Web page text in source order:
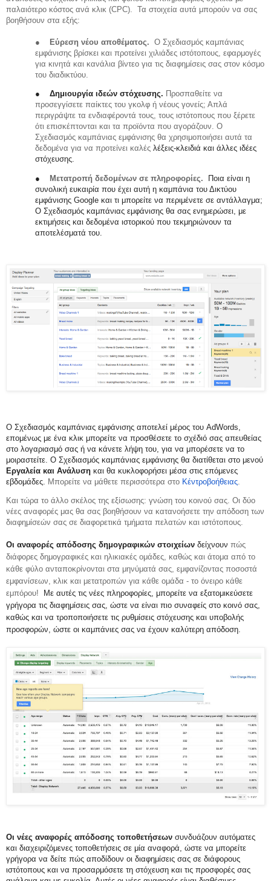
παλαιότερο κόστος ανά κλικ (CPC). Τα στοιχεία αυτά μπορούν να σας
βοηθήσουν στα εξής:
● Εύρεση νέου αποθέματος. Ο Σχεδιασμός καμπάνιας
εμφάνισης βρίσκει και προτείνει χιλιάδες ιστότοπους, εφαρμογές
για κινητά και κανάλια βίντεο για τις διαφημίσεις σας στον κόσμο
του διαδικτύου.
● Δημιουργία ιδεών στόχευσης. Προσπαθείτε να
προσεγγίσετε παίκτες του γκολφ ή νέους γονείς; Απλά
περιγράψτε τα ενδιαφέροντά τους, τους ιστότοπους που ξέρετε
ότι επισκέπτονται και τα προϊόντα που αγοράζουν. Ο
Σχεδιασμός καμπάνιας εμφάνισης θα χρησιμοποιήσει αυτά τα
δεδομένα για να προτείνει καλές λέξεις-κλειδιά και άλλες ιδέες
στόχευσης.
● Μετατροπή δεδομένων σε πληροφορίες. Ποια είναι η
συνολική ευκαιρία που έχει αυτή η καμπάνια του Δικτύου
εμφάνισης Google και τι μπορείτε να περιμένετε σε αντάλλαγμα;
Ο Σχεδιασμός καμπάνιας εμφάνισης θα σας ενημερώσει, με
εκτιμήσεις και δεδομένα ιστορικού που τεκμηριώνουν τα
αποτελέσματά του.
Ο Σχεδιασμός καμπάνιας εμφάνισης αποτελεί μέρος του AdWords,
επομένως με ένα κλικ μπορείτε να προσθέσετε το σχέδιό σας απευθείας
στο λογαριασμό σας ή να κάνετε λήψη του, για να μπορέσετε να το
μοιραστείτε. Ο Σχεδιασμός καμπάνιας εμφάνισης θα διατίθεται στο μενού
Εργαλεία και Ανάλυση και θα κυκλοφορήσει μέσα στις επόμενες
εβδομάδες.
Μπορείτε να μάθετε περισσότερα στο Κέντροβοήθειας
Και τώρα το άλλο σκέλος της εξίσωσης: γνώση του κοινού σας. Οι δύο
νέες αναφορές μας θα σας βοηθήσουν να κατανοήσετε την απόδοση των
διαφημίσεών σας σε διαφορετικά τμήματα πελατών και ιστότοπους.
Οι αναφορές απόδοσης δημογραφικών στοιχείων δείχνουν πώς
διάφορες δημογραφικές και ηλικιακές ομάδες, καθώς και άτομα από το
κάθε φύλο ανταποκρίνονται στα μηνύματά σας, εμφανίζοντας ποσοστά
εμφανίσεων, κλικ και μετατροπών για κάθε ομάδα - το όνειρο κάθε
εμπόρου! Με αυτές τις νέες πληροφορίες, μπορείτε να εξατομικεύσετε
γρήγορα τις διαφημίσεις σας, ώστε να είναι πιο συναφείς στο κοινό σας,
καθώς και να τροποποιήσετε τις ρυθμίσεις στόχευσης και υποβολής
προσφορών, ώστε οι καμπάνιες σας να έχουν καλύτερη απόδοση.
Οι νέες αναφορές απόδοσης τοποθετήσεων συνδυάζουν αυτόματες
και διαχειριζόμενες τοποθετήσεις σε μία αναφορά, ώστε να μπορείτε
γρήγορα να δείτε πώς αποδίδουν οι διαφημίσεις σας σε διάφορους
ιστότοπους και να προσαρμόσετε τη στόχευση και τις προσφορές σας